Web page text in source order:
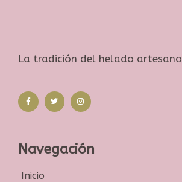
La tradición del helado artesano
Navegación
Inicio